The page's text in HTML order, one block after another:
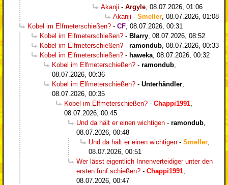
Akanji - Argyle 08.07.2026, 01:06
Akanji - Smeller 08.07.2026, 01:08
Kobel im Elfmeterschießen? - CF 08.07.2026, 00:31
Kobel im Elfmeterschießen? - Blarry 08.07.2026, 08:52
Kobel im Elfmeterschießen? - ramondub 08.07.2026, 00:33
Kobel im Elfmeterschießen? - haweka 08.07.2026, 00:32
Kobel im Elfmeterschießen? - ramondub
08.07.2026, 00:36
Kobel im Elfmeterschießen? - Unterhändler
08.07.2026, 00:35
Kobel im Elfmeterschießen? - Chappi1991
08.07.2026, 00:45
Und da hält er einen wichtigen - ramondub
08.07.2026, 00:48
Und da hält er einen wichtigen - Smeller
08.07.2026, 00:51
Wer lässt eigentlich Innenverteidiger unter den
ersten fünf schießen? - Chappi1991
08.07.2026, 00:47